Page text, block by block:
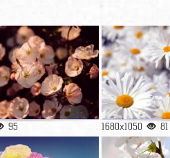
95 1680x1050 81